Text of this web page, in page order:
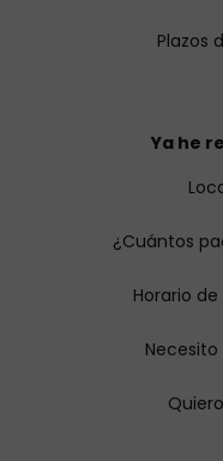
Plazos
Ya he
¿Cuántos
Horario